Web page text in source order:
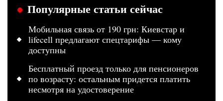
Популярные статьи сейчас
Мобильная связь от 190 грн: Киевстар и
lifecell предлагают спецтарифы — кому
доступны
Бесплатный проезд только для пенсионеров
по возрасту: остальным придется платить
несмотря на удостоверение